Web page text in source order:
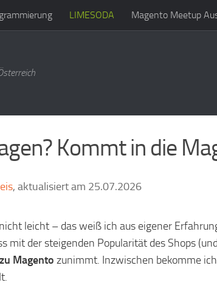
LIMESODA Magento Meetup
Kommt in die
, aktualisiert am 25.07.2026
leicht – das weiß ich aus eigener
mit der steigenden Popularität des Shops
Magento zunimmt. Inzwischen bekomme